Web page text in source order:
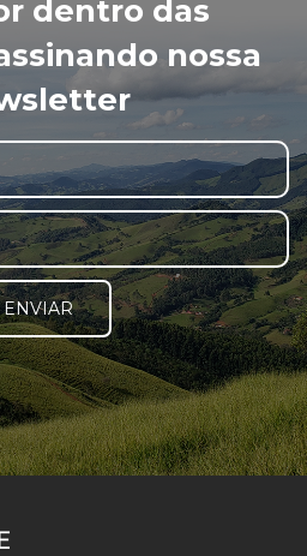
dentro das
nossa
ENVIAR